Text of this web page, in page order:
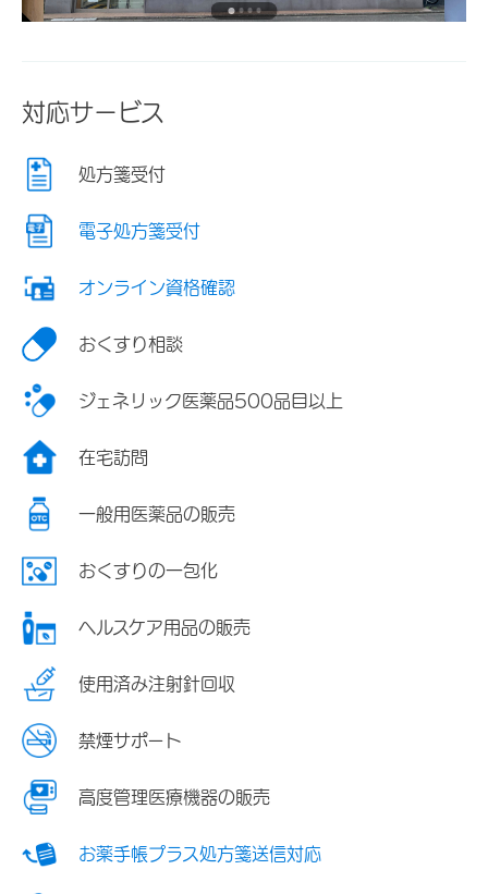
対応サービス
処方箋受付
電子処方箋受付
オンライン資格確認
おくすり相談
ジェネリック医薬品500品目以上
在宅訪問
一般用医薬品の販売
おくすりの一包化
ヘルスケア用品の販売
使用済み注射針回収
禁煙サポート
高度管理医療機器の販売
お薬手帳プラス処方箋送信対応